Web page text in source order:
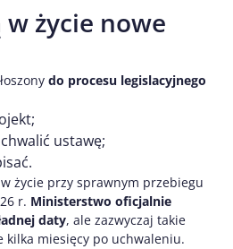
życie nowe
do procesu legislacyjnego
ustawę;
życie przy sprawnym przebiegu
r. Ministerstwo oficjalnie
daty, ale zazwyczaj takie
kilka miesięcy po uchwaleniu.